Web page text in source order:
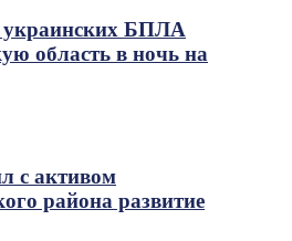
украинских БПЛА
область в ночь на
с активом
района развитие